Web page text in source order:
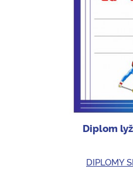
Diplom
DIPLOMY